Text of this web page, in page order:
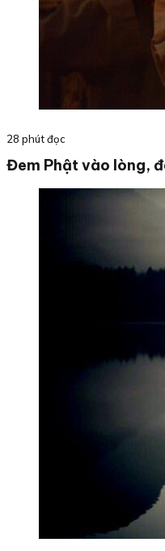
28 phút đọc
Đem Phật vào lòng,